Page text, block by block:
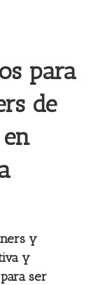
para
de
y
y
ser